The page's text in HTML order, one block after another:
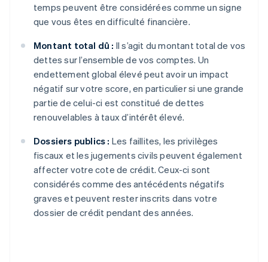
temps peuvent être considérées comme un signe
que vous êtes en difficulté financière.
Montant total dû : Il s’agit du montant total de vos
dettes sur l’ensemble de vos comptes. Un
endettement global élevé peut avoir un impact
négatif sur votre score, en particulier si une grande
partie de celui-ci est constitué de dettes
renouvelables à taux d’intérêt élevé.
Dossiers publics : Les faillites, les privilèges
fiscaux et les jugements civils peuvent également
affecter votre cote de crédit. Ceux-ci sont
considérés comme des antécédents négatifs
graves et peuvent rester inscrits dans votre
dossier de crédit pendant des années.